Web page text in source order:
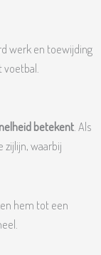
werk en toewijding
betekent. Als
zijlijn, waarbij
hem tot een